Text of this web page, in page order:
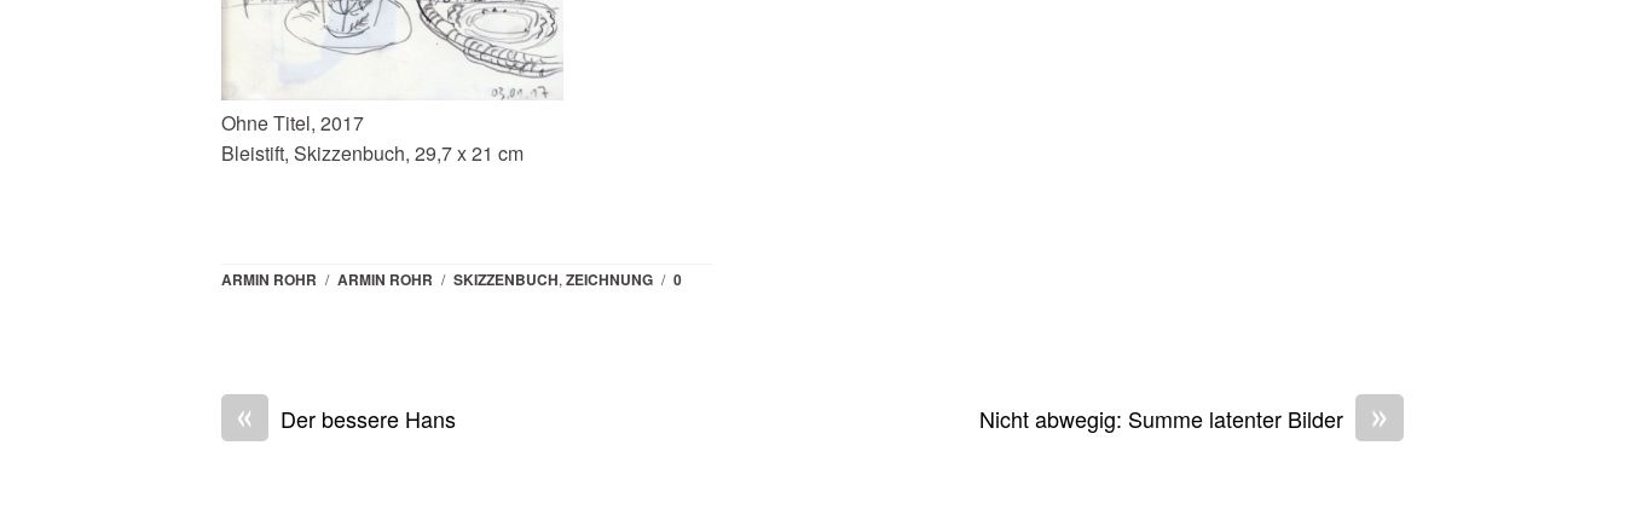
Ohne Titel, 2017
Bleistift, Skizzenbuch, 29,7 x 21 cm
ARMIN ROHR / ARMIN ROHR / SKIZZENBUCH, ZEICHNUNG / 0
« Der bessere Hans »
Nicht abwegig: Summe latenter Bilder